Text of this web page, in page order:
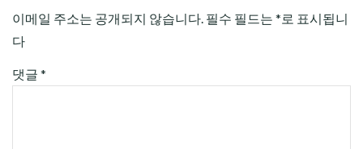
이메일 주소는 공개되지 않습니다. 필수 필드는 * 로 표시됩니
다
댓글 *